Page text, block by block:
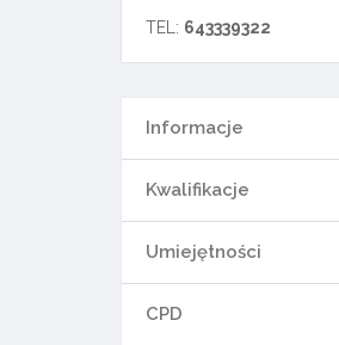
TEL: 643339322
Informacje
Kwalifikacje
Umiejętności
CPD